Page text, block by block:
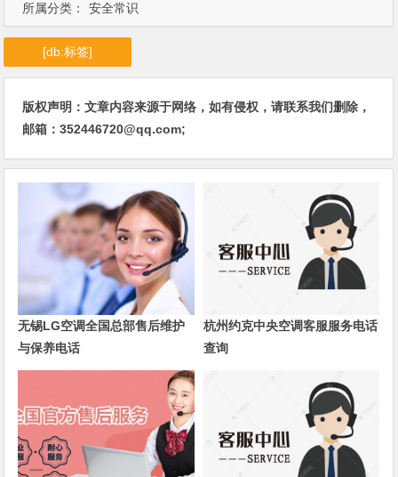
所属分类： 安全常识
[db:标签]
版权声明：文章内容来源于网络，如有侵权，请联系我们删除，
邮箱：352446720@qq.com;
无锡LG空调全国总部售后维护
与保养电话
杭州约克中央空调客服服务电话
查询